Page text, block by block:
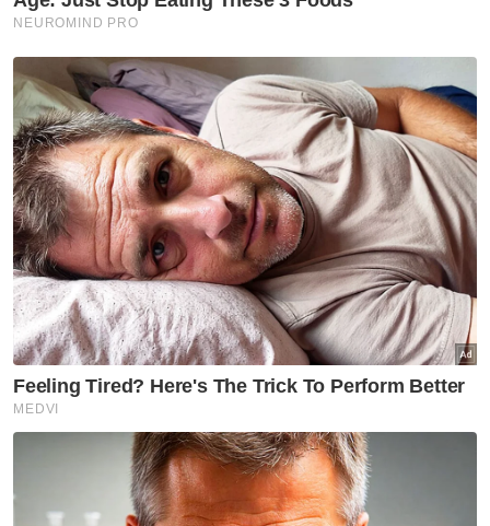
Turut menjadi panelis Ketua Aktivis
Persatuan Pengguna Islam Malaysia (PPIM),
Datuk Nadzim Johan dan Pengasas Hot
Burger Malaysia, Mohd Asri Hamid serta
Azlan Shah Nabees Khan selaku moderator.
Kamal Affandi berkata, oleh itu beliau tidak
terkejut jika isu kegiatan judi haram ini akan
bersambung atau kembali beroperasi
semula selepas ini.
Artikel Berkaitan:
PRN: Isu ekonomi, ketidakadilan kerajaan pusat
punca PH-BN tewas
Shah Alam dilanda banjir kilat
Kalimah ALLAH: NGO Islam dijangka berhimpun di
Shah Alam
Tegasnya, dalam menangani isu ini, pihak